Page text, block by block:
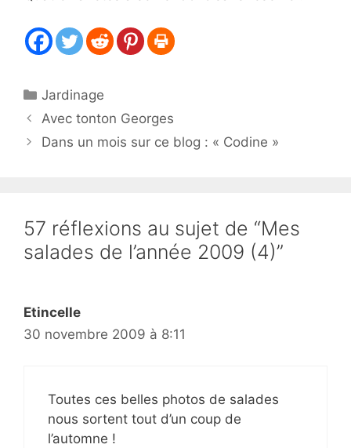
Catégories
Jardinage
Avec tonton Georges
Dans un mois sur ce blog : « Codine »
57 réflexions au sujet de “Mes
salades de l’année 2009 (4)”
Etincelle
30 novembre 2009 à 8:11
Toutes ces belles photos de salades
nous sortent tout d’un coup de
l’automne !